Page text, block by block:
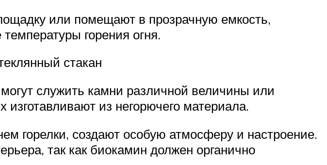
или помещают в прозрачную емкость,
горения огня.
стакан
служить камни различной величины или
из негорючего материала.
горелки, создают особую атмосферу и настроение.
так как биокамин должен органично